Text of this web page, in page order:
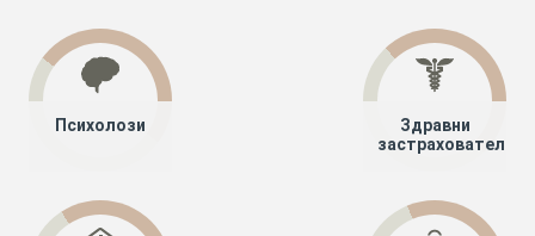
Психолози
Здравни
застрахователи